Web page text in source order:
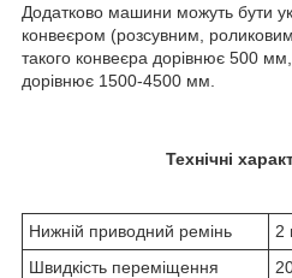
Додатково машини можуть бути
конвеєром (розсувним,
такого конвеєра дорівнює 500
дорівнює 1500-4500 мм.
Технічні
Нижній приводний ремінь
2
Швидкість переміщення